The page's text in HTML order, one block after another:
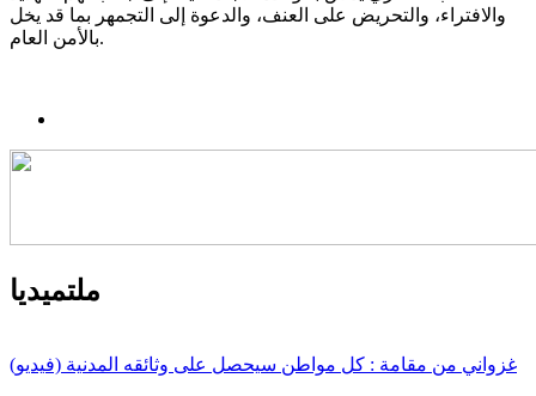
والافتراء، والتحريض على العنف، والدعوة إلى التجمهر بما قد يخل
بالأمن العام.
ملتميديا
غزواني من مقامة : كل مواطن سيحصل على وثائقه المدنية (فيديو)